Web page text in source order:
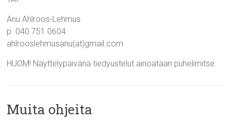
Anu Ahlroos-Lehmus
p. 040 751 0604
ahlrooslehmusanu(at)gmail.com
HUOM! Näyttelypäivänä tiedyustelut ainoataan puhelimitse.
Muita ohjeita